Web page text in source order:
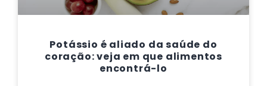
Potássio é aliado da saúde do
coração: veja em que alimentos
encontrá-lo